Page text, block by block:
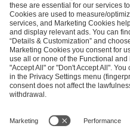
SEND MESSAGE